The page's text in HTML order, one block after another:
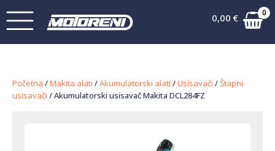
0,00 € 0
Početna /Makita alati /Akumulatorski alati /Usisavači /Štapni
usisavači / Akumulatorski usisavač Makita DCL284FZ